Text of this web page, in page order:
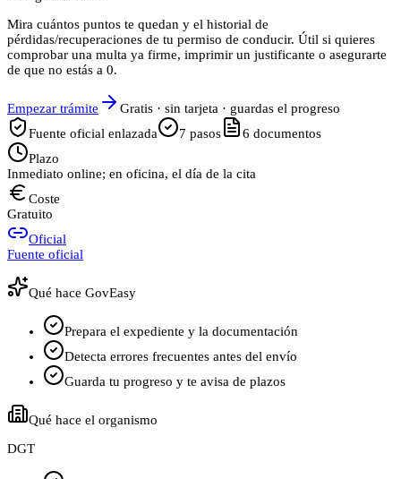
Mira cuántos puntos te quedan y el historial de
pérdidas/recuperaciones de tu permiso de conducir. Útil si quieres
comprobar una multa ya firme, imprimir un justificante o asegurarte
de que no estás a 0.
Empezar trámite
Gratis · sin tarjeta · guardas el progreso
Fuente oficial enlazada
7 pasos 6 documentos
Plazo
Inmediato online; en oficina, el día de la cita
Coste
Gratuito
Oficial
Fuente oficial
Qué hace GovEasy
Prepara el expediente y la documentación
Detecta errores frecuentes antes del envío
Guarda tu progreso y te avisa de plazos
Qué hace el organismo
DGT